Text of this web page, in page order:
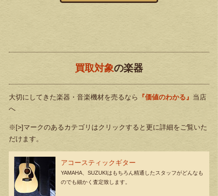
買取対象の楽器
大切にしてきた楽器・音楽機材を売るなら 『価値のわかる』 当店
へ
※[>]マークのあるカテゴリはクリックすると更に詳細をご覧いた
だけます。
アコースティックギター
YAMAHA、SUZUKIはもちろん精通したスタッフがどんなも
のでも細かく査定致します。